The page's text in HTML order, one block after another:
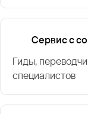
Сервис с
Гиды,
специалистов